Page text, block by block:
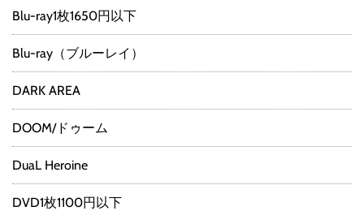
Blu-ray1枚1650円以下
Blu-ray（ブルーレイ）
DARK AREA
DOOM/ドゥーム
DuaL Heroine
DVD1枚1100円以下